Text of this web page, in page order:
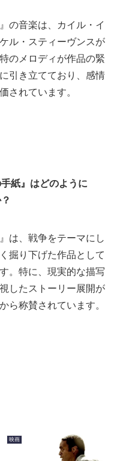
の音楽は、カイル・イ
ル・スティーヴンスが
のメロディが作品の緊
引き立てており、感情
されています。
紙』はどのように
は、戦争をテーマにし
掘り下げた作品として
。特に、現実的な描写
したストーリー展開が
ら称賛されています。
映画